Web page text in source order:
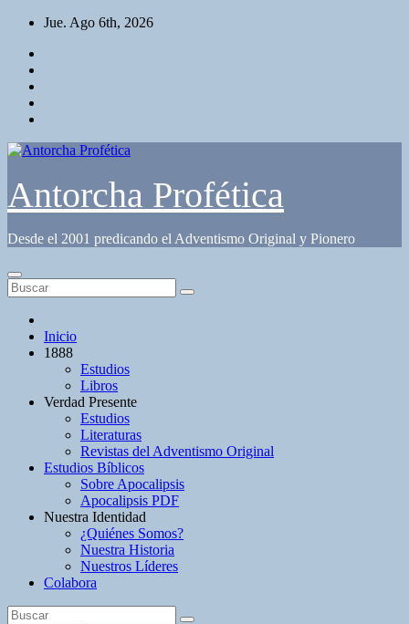
Saltar
contenido
Jue. Ago 6th, 2026
Antorcha Profética
Desde el 2001 predicando el Adventismo Original y Pionero
Inicio
1888
Estudios
Libros
Verdad Presente
Estudios
Literaturas
Revistas del Adventismo Original
Estudios Bíblicos
Sobre Apocalipsis
Apocalipsis PDF
Nuestra Identidad
¿Quiénes Somos?
Nuestra Historia
Nuestros Líderes
Colabora